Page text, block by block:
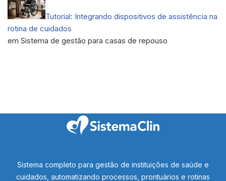
Tutorial: Integrando dispositivos de assistência na
rotina de cuidados
em Sistema de gestão para casas de repouso
Sistema completo para gestão de instituições de saúde e
cuidados, automatizando processos, prontuários e rotinas